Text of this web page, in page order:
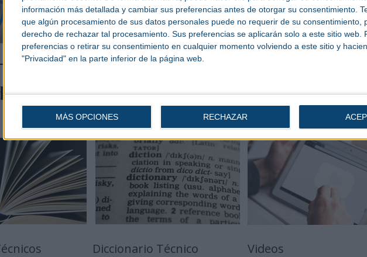
información más detallada y cambiar sus preferencias antes de otorgar su consentimiento.
que algún procesamiento de sus datos personales puede no requerir de su consentimiento,
derecho de rechazar tal procesamiento. Sus preferencias se aplicarán solo a este sitio web.
preferencias o retirar su consentimiento en cualquier momento volviendo a este sitio y
"Privacidad" en la parte inferior de la página web.
MÁS OPCIONES RECHAZAR
interesar
Diccionario Técnico Videos